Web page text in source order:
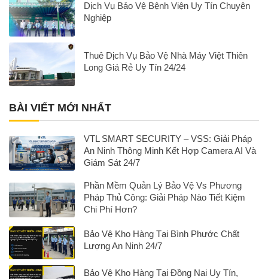
Dịch Vụ Bảo Vệ Bệnh Viện Uy Tín Chuyên
Nghiệp
Thuê Dịch Vụ Bảo Vệ Nhà Máy Việt Thiên
Long Giá Rẻ Uy Tín 24/24
BÀI VIẾT MỚI NHẤT
VTL SMART SECURITY – VSS: Giải Pháp
An Ninh Thông Minh Kết Hợp Camera AI Và
Giám Sát 24/7
Phần Mềm Quản Lý Bảo Vệ Vs Phương
Pháp Thủ Công: Giải Pháp Nào Tiết Kiệm
Chi Phí Hơn?
Bảo Vệ Kho Hàng Tại Bình Phước Chất
Lượng An Ninh 24/7
Bảo Vệ Kho Hàng Tại Đồng Nai Uy Tín,